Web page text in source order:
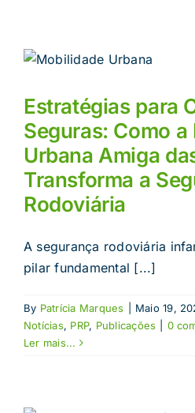
Estratégias para
Seguras: Como
Urbana Amiga
Transforma a
Rodoviária
A segurança rodoviária
pilar fundamental [...]
By Patrícia Marques Maio 19,
Notícias, PRP, Publicações
0
Ler mais...